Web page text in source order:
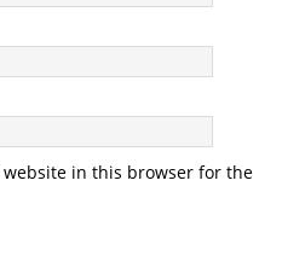
website in this browser for the